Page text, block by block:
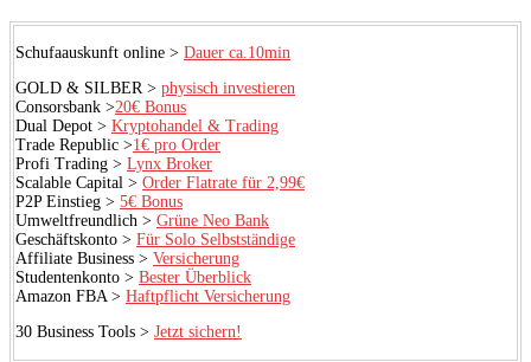
Schufaauskunft online > Dauer ca.10min
GOLD & SILBER > physisch investieren
Consorsbank >20€ Bonus
Dual Depot > Kryptohandel & Trading
Trade Republic >1€ pro Order
Profi Trading > Lynx Broker
Scalable Capital > Order Flatrate für 2,99€
P2P Einstieg > 5€ Bonus
Umweltfreundlich > Grüne Neo Bank
Geschäftskonto > Für Solo Selbstständige
Affiliate Business > Versicherung
Studentenkonto > Bester Überblick
Amazon FBA > Haftpflicht Versicherung
30 Business Tools > Jetzt sichern!